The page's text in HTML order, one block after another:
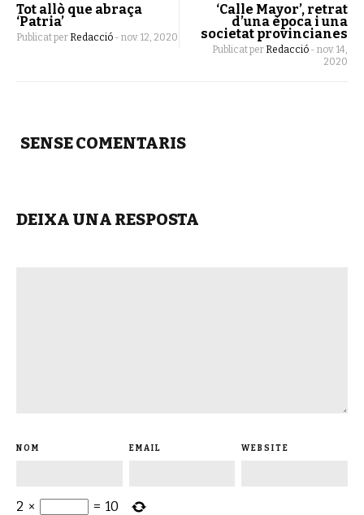
Tot allò que abraça
‘Patria’
Publicat per Redacció - nov. 12, 2020
‘Calle Mayor’, retrat
d’una època i una
societat provincianes
Publicat per Redacció - nov. 14,
2020
SENSE COMENTARIS
DEIXA UNA RESPOSTA
NOM EMAIL WEBSITE
2 × = 10